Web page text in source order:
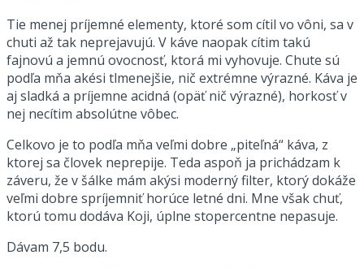
Tie menej príjemné elementy, ktoré som cítil vo vôni, sa v
chuti až tak neprejavujú. V káve naopak cítim takú
fajnovú a jemnú ovocnosť, ktorá mi vyhovuje. Chute sú
podľa mňa akési tlmenejšie, nič extrémne výrazné. Káva je
aj sladká a príjemne acidná (opäť nič výrazné), horkosť v
nej necítim absolútne vôbec.
Celkovo je to podľa mňa veľmi dobre „piteľná“ káva, z
ktorej sa človek neprepije. Teda aspoň ja prichádzam k
záveru, že v šálke mám akýsi moderný filter, ktorý dokáže
veľmi dobre spríjemniť horúce letné dni. Mne však chuť,
ktorú tomu dodáva Koji, úplne stopercentne nepasuje.
Dávam 7,5 bodu.